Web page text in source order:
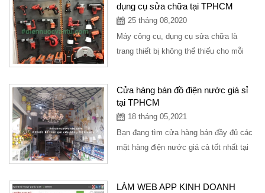
dụng cụ sửa chữa tại TPHCM
25 tháng 08,2020
Máy công cụ, dụng cụ sửa chữa là
trang thiết bị không thể thiếu cho mỗi
Cửa hàng bán đồ điện nước giá sỉ
tại TPHCM
18 tháng 05,2021
Bạn đang tìm cửa hàng bán đầy đủ các
mặt hàng điện nước giá cả tốt nhất tại
LÀM WEB APP KINH DOANH